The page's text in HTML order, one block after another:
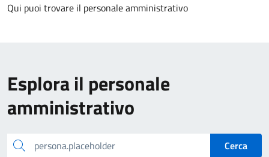
Qui puoi trovare il personale amministrativo
Esplora il personale
amministrativo
persona.placeholder
Cerca